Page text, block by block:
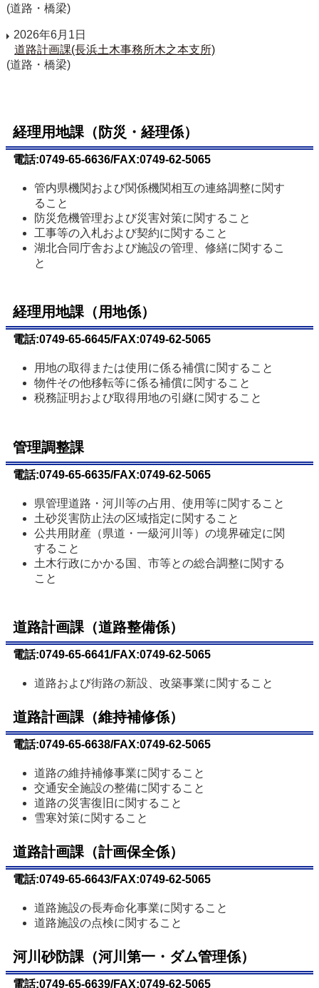
(道路・橋梁)
2026年6月1日
道路計画課(長浜土木事務所木之本支所)
(道路・橋梁)
経理用地課（防災・経理係）
電話:0749-65-6636/FAX:0749-62-5065
管内県機関および関係機関相互の連絡調整に関す
ること
防災危機管理および災害対策に関すること
工事等の入札および契約に関すること
湖北合同庁舎および施設の管理、修繕に関するこ
と
経理用地課（用地係）
電話:0749-65-6645/FAX:0749-62-5065
用地の取得または使用に係る補償に関すること
物件その他移転等に係る補償に関すること
税務証明および取得用地の引継に関すること
管理調整課
電話:0749-65-6635/FAX:0749-62-5065
県管理道路・河川等の占用、使用等に関すること
土砂災害防止法の区域指定に関すること
公共用財産（県道・一級河川等）の境界確定に関
すること
土木行政にかかる国、市等との総合調整に関する
こと
道路計画課（道路整備係）
電話:0749-65-6641/FAX:0749-62-5065
道路および街路の新設、改築事業に関すること
道路計画課（維持補修係）
電話:0749-65-6638/FAX:0749-62-5065
道路の維持補修事業に関すること
交通安全施設の整備に関すること
道路の災害復旧に関すること
雪寒対策に関すること
道路計画課（計画保全係）
電話:0749-65-6643/FAX:0749-62-5065
道路施設の長寿命化事業に関すること
道路施設の点検に関すること
河川砂防課（河川第一・ダム管理係）
電話:0749-65-6639/FAX:0749-62-5065